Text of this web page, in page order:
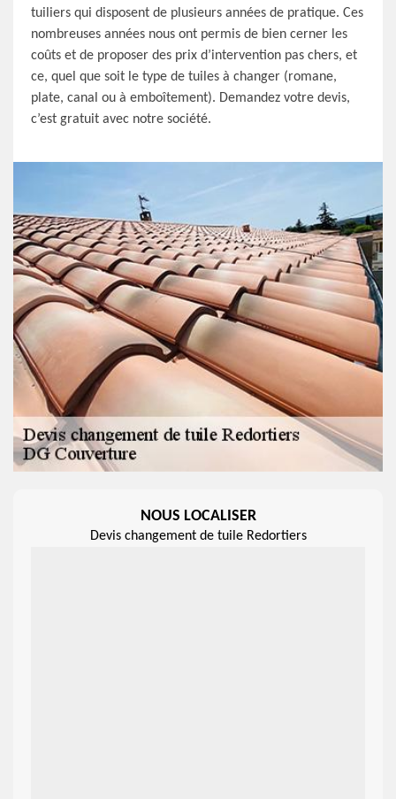
tuiliers qui disposent de plusieurs années de pratique. Ces
nombreuses années nous ont permis de bien cerner les
coûts et de proposer des prix d’intervention pas chers, et
ce, quel que soit le type de tuiles à changer (romane,
plate, canal ou à emboîtement). Demandez votre devis,
c’est gratuit avec notre société.
NOUS LOCALISER
Devis changement de tuile Redortiers